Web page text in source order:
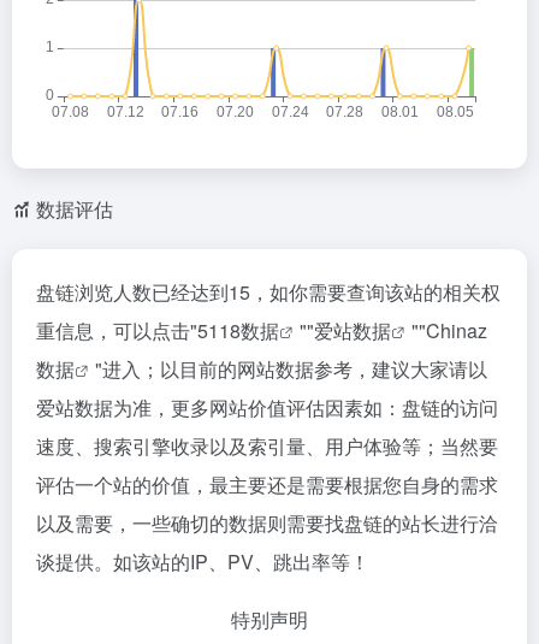
数据评估
盘链浏览人数已经达到15，如你需要查询该站的相关权
重信息，可以点击"5118数据 ""爱站数据 ""Chinaz
数据
"进入；以目前的网站数据参考，建议大家请以
爱站数据为准，更多网站价值评估因素如：盘链的访问
速度、搜索引擎收录以及索引量、用户体验等；当然要
评估一个站的价值，最主要还是需要根据您自身的需求
以及需要，一些确切的数据则需要找盘链的站长进行洽
谈提供。如该站的IP、PV、跳出率等！
特别声明